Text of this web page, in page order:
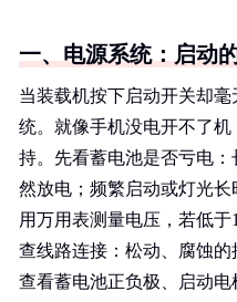
一、电源系统：启动
当装载机按下启动开关却
统。就像手机没电开不了
持。先看蓄电池是否亏电
然放电；频繁启动或灯光长
用万用表测量电压，若低
查线路连接：松动、腐蚀
查看蓄电池正负极、启动